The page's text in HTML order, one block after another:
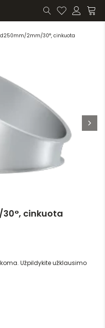
2mm/30°, cinkuota
cinkuota
Užpildykite užklausimo